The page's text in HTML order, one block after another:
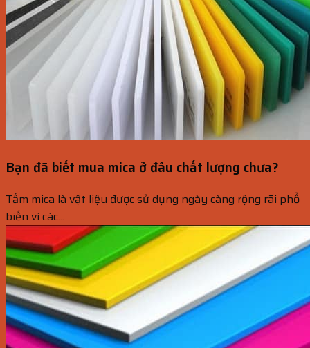
Bạn đã biết mua mica ở đâu chất lượng chưa?
Tấm mica là vật liệu được sử dụng ngày càng rộng rãi phổ
biến vì các...